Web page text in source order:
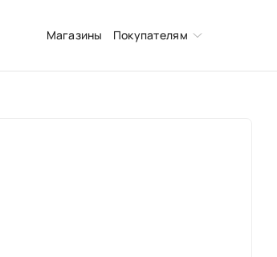
Магазины Покупателям